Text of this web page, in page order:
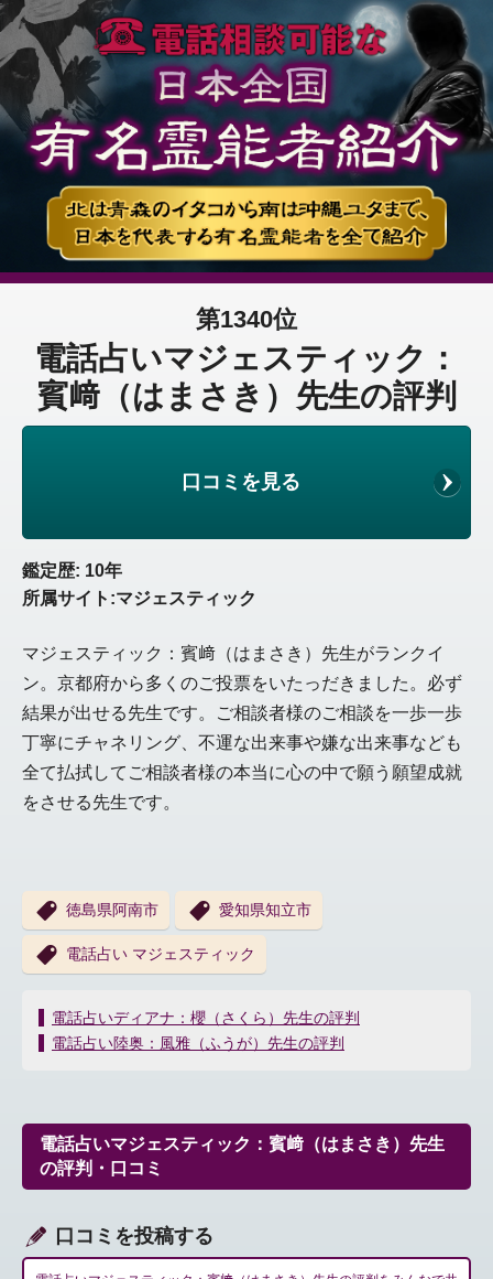
第1340位
電話占いマジェスティック：
賓﨑（はまさき）先生の評判
口コミを見る
鑑定歴: 10年
所属サイト:マジェスティック
マジェスティック：賓﨑（はまさき）先生がランクイ
ン。京都府から多くのご投票をいたっだきました。必ず
結果が出せる先生です。ご相談者様のご相談を一歩一歩
丁寧にチャネリング、不運な出来事や嫌な出来事なども
全て払拭してご相談者様の本当に心の中で願う願望成就
をさせる先生です。
徳島県阿南市 愛知県知立市
電話占い マジェスティック
投
稿
ー
シ
ョ
電話占いディアナ：櫻（さくら）先生の評判
電話占い陸奥：風雅（ふうが）先生の評判
電話占いマジェスティック：賓﨑（はまさき）先生
の評判・口コミ
口コミを投稿する